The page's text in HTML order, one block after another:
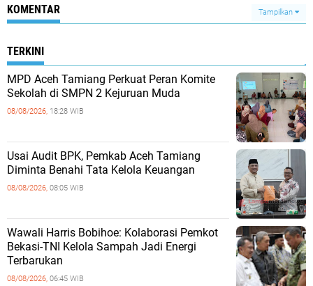
KOMENTAR Tampilkan
TERKINI
MPD Aceh Tamiang Perkuat Peran Komite
Sekolah di SMPN 2 Kejuruan Muda
08/08/2026, 18:28 WIB
Usai Audit BPK, Pemkab Aceh Tamiang
Diminta Benahi Tata Kelola Keuangan
08/08/2026, 08:05 WIB
Wawali Harris Bobihoe: Kolaborasi Pemkot
Bekasi-TNI Kelola Sampah Jadi Energi
Terbarukan
08/08/2026, 06:45 WIB